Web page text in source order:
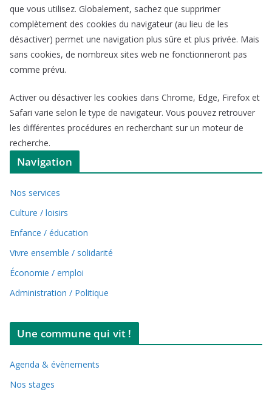
que vous utilisez. Globalement, sachez que supprimer
complètement des cookies du navigateur (au lieu de les
désactiver) permet une navigation plus sûre et plus privée. Mais
sans cookies, de nombreux sites web ne fonctionneront pas
comme prévu.
Activer ou désactiver les cookies dans Chrome, Edge, Firefox et
Safari varie selon le type de navigateur. Vous pouvez retrouver
les différentes procédures en recherchant sur un moteur de
recherche.
Navigation
Nos services
Culture / loisirs
Enfance / éducation
Vivre ensemble / solidarité
Économie / emploi
Administration / Politique
Une commune qui vit !
Agenda & évènements
Nos stages